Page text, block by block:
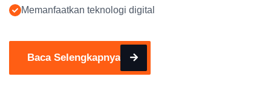
Memanfaatkan teknologi digital
Baca Selengkapnya